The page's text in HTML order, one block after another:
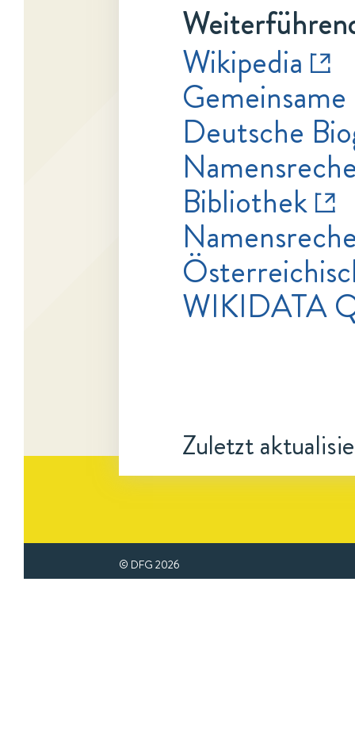
Wikipedia
Deutsche
Bibliothek
WIKIDATA
Zuletzt
© DFG 2026